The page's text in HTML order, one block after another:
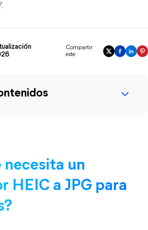
Compartir
este:
necesita un
HEIC a JPG para